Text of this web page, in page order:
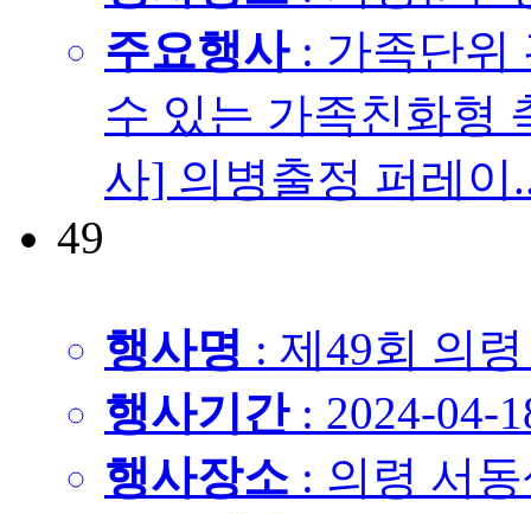
주요행사: 가족단위
수 있는 가족친화형
사] 의병출정 퍼레이
49
행사명 : 제49회 의
행사기간: 2024-04-
행사장소 : 의령 서